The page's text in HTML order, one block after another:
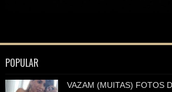
POPULAR
VAZAM (MUITAS) FOTOS